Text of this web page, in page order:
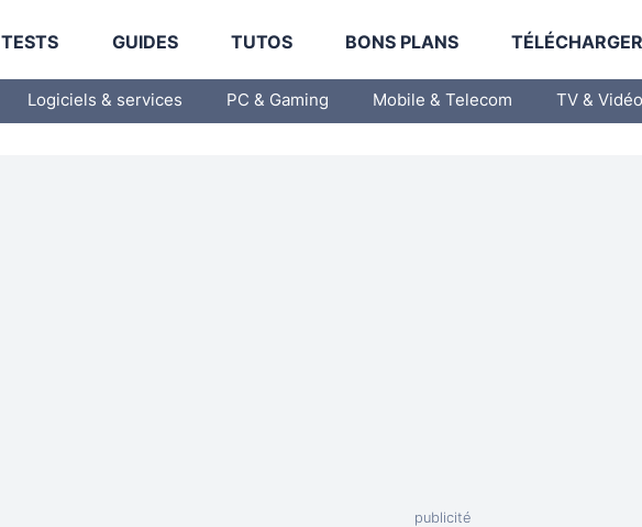
TESTS GUIDES TUTOS BONS PLANS
Logiciels & services PC & Gaming Mobile & Telecom TV & Vidéo